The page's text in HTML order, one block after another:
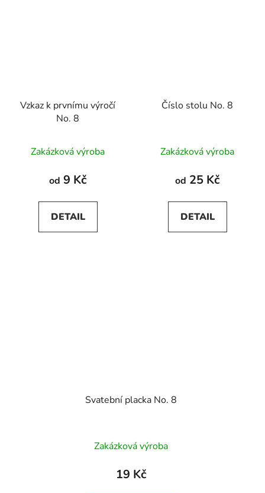
Vzkaz k prvnímu výročí
No. 8
Zakázková výroba
od 9 Kč
DETAIL
Číslo stolu No. 8
Zakázková výroba
od 25 Kč
DETAIL
Svatební placka No. 8
Zakázková výroba
19 Kč